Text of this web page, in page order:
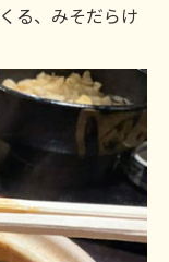
る、みそだらけ